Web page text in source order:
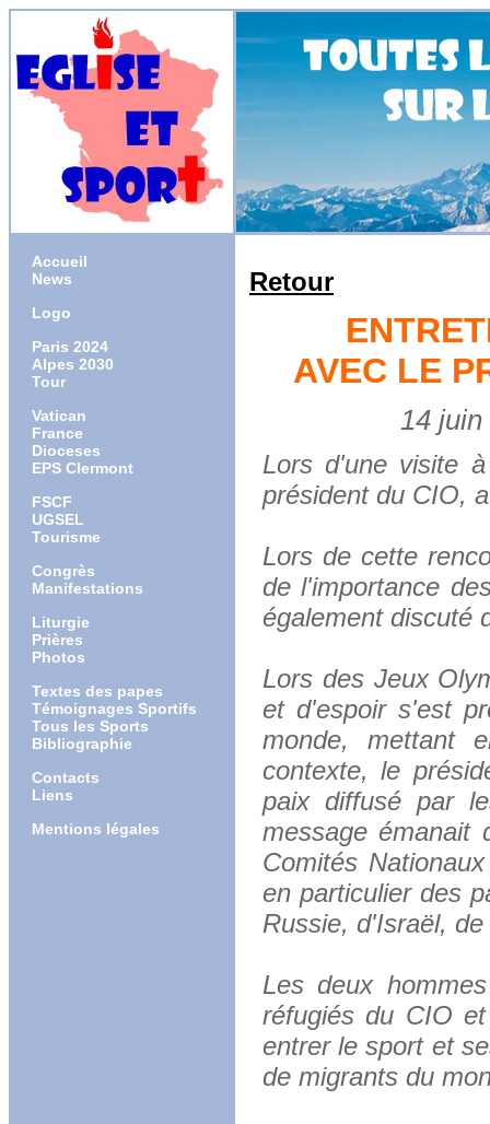
Accueil
News
Logo
Paris 2024
Alpes 2030
Tour
Vatican
France
Dioceses
EPS Clermont
FSCF
UGSEL
Tourisme
Congrès
Manifestations
Liturgie
Prières
Photos
Textes des papes
Témoignages Sportifs
Tous les Sports
Bibliographie
Contacts
Liens
Mentions légales
Retour
AVEC LE
14 juin
Lors d'une visite
président du CIO,
Lors de cette
de l'importance
également discuté
Lors des Jeux
et d'espoir s'est
monde, mettant
contexte, le
paix diffusé par
message émanait
Comités
en particulier des
Russie, d'Israël,
Les deux
réfugiés du CIO
entrer le sport et
de migrants du